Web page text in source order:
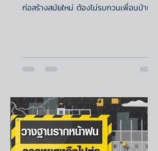
ก่อสร้างสมัยใหม่ ต้องไม่รบกวนเพื่อนบ้าน